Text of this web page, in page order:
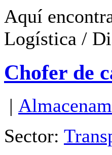
Aquí
Logística /
Chofer de
|
Sector: